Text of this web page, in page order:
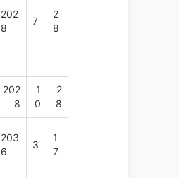
202
8
7
2
8
202
8
1
0
2
8
203
6
3
1
7